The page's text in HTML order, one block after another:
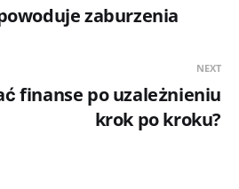
zaburzenia
NEXT
finanse po uzależnieniu
krok po kroku?